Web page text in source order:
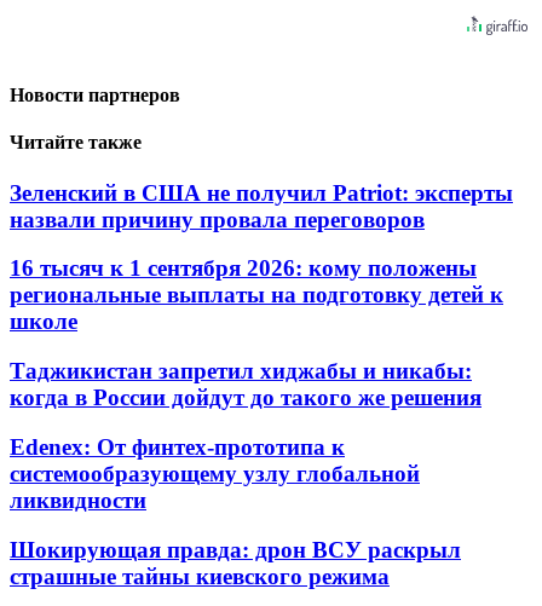
Новости партнеров
Читайте также
Зеленский в США не получил Patriot: эксперты
назвали причину провала переговоров
16 тысяч к 1 сентября 2026: кому положены
региональные выплаты на подготовку детей к
школе
Таджикистан запретил хиджабы и никабы:
когда в России дойдут до такого же решения
Edenex: От финтех-прототипа к
системообразующему узлу глобальной
ликвидности
Шокирующая правда: дрон ВСУ раскрыл
страшные тайны киевского режима